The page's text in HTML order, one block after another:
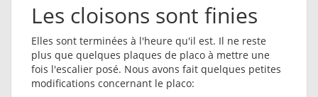
Les cloisons sont finies
Elles sont terminées à l'heure qu'il est. Il ne reste
plus que quelques plaques de placo à mettre une
fois l'escalier posé. Nous avons fait quelques petites
modifications concernant le placo: